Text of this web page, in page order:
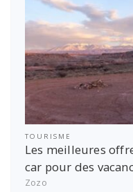
TOURISME
Les meilleures
car pour des
Zozo